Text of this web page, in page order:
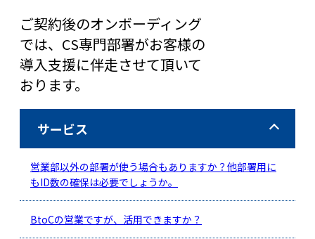
サービス
営業部以外の部署が使う場合もありますか？他部署用に
もID数の確保は必要でしょうか。
BtoCの営業ですが、活用できますか？
ご契約後のオンボーディング
では、CS専門部署がお客様の
導入支援に伴走させて頂いて
おります。